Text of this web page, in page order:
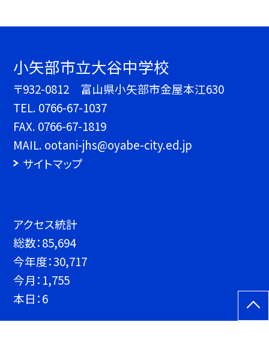
小矢部市立大谷中学校
〒932-0812 富山県小矢部市金屋本江630
TEL. 0766-67-1037
FAX. 0766-67-1819
MAIL. ootani-jhs@oyabe-city.ed.jp
サイトマップ
アクセス統計
総数：85,694
今年度：30,717
今月： 1,755
本日：6